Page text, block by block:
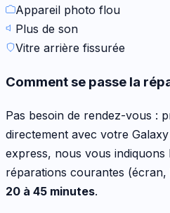
Appareil photo flou
Plus de son
Vitre arrière fissurée
Comment se passe la
Pas besoin de rendez-vous :
directement avec votre
express, nous vous indiquons
réparations courantes (écran,
20 à 45 minutes.